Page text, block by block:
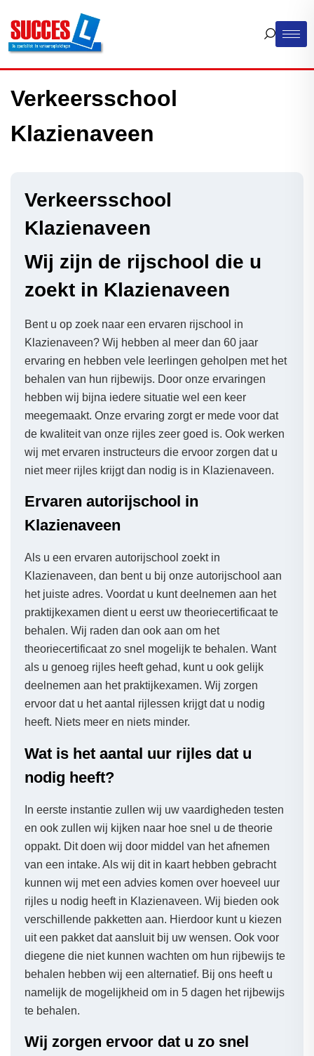
Verkeersschool
Klazienaveen
Verkeersschool
Klazienaveen
Wij zijn de rijschool die u
zoekt in Klazienaveen
Bent u op zoek naar een ervaren rijschool in
Klazienaveen? Wij hebben al meer dan 60 jaar
ervaring en hebben vele leerlingen geholpen met het
behalen van hun rijbewijs. Door onze ervaringen
hebben wij bijna iedere situatie wel een keer
meegemaakt. Onze ervaring zorgt er mede voor dat
de kwaliteit van onze rijles zeer goed is. Ook werken
wij met ervaren instructeurs die ervoor zorgen dat u
niet meer rijles krijgt dan nodig is in Klazienaveen.
Ervaren autorijschool in
Klazienaveen
Als u een ervaren autorijschool zoekt in
Klazienaveen, dan bent u bij onze autorijschool aan
het juiste adres. Voordat u kunt deelnemen aan het
praktijkexamen dient u eerst uw theoriecertificaat te
behalen. Wij raden dan ook aan om het
theoriecertificaat zo snel mogelijk te behalen. Want
als u genoeg rijles heeft gehad, kunt u ook gelijk
deelnemen aan het praktijkexamen. Wij zorgen
ervoor dat u het aantal rijlessen krijgt dat u nodig
heeft. Niets meer en niets minder.
Wat is het aantal uur rijles dat u
nodig heeft?
In eerste instantie zullen wij uw vaardigheden testen
en ook zullen wij kijken naar hoe snel u de theorie
oppakt. Dit doen wij door middel van het afnemen
van een intake. Als wij dit in kaart hebben gebracht
kunnen wij met een advies komen over hoeveel uur
rijles u nodig heeft in Klazienaveen. Wij bieden ook
verschillende pakketten aan. Hierdoor kunt u kiezen
uit een pakket dat aansluit bij uw wensen. Ook voor
diegene die niet kunnen wachten om hun rijbewijs te
behalen hebben wij een alternatief. Bij ons heeft u
namelijk de mogelijkheid om in 5 dagen het rijbewijs
te behalen.
Wij zorgen ervoor dat u zo snel